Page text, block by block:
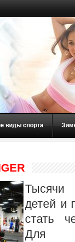
виды спорта
детей и
стать
Для